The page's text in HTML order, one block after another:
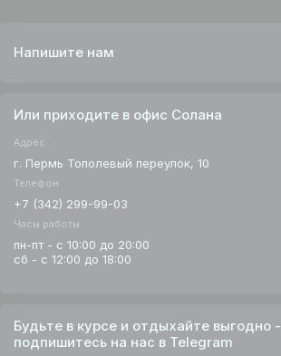
Напишите нам
Или приходите в офис Солана
Адрес
г. Пермь Тополевый переулок, 10
Телефон
+7 (342) 299-99-03
Часы работы
пн-пт - с 10:00 до 20:00
сб - с 12:00 до 18:00
Будьте в курсе и отдыхайте выгодно -
подпишитесь на нас в Telegram